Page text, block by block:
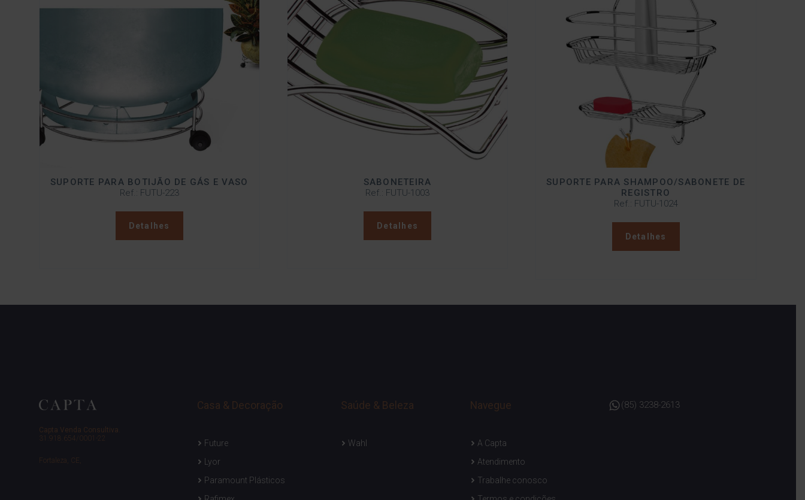
SUPORTE PARA BOTIJÃO DE GÁS E VASO
Ref.: FUTU-223
Detalhes
SABONETEIRA
Ref.: FUTU-1003
Detalhes
SUPORTE PARA SHAMPOO/SABONETE DE
REGISTRO
Ref.: FUTU-1024
Detalhes
Capta Venda Consultiva.
31.918.654/0001-22
Fortaleza, CE,
Casa & Decoração
Future
Lyor
Paramount Plásticos
Saúde & Beleza
Wahl
Navegue
A Capta
Atendimento
Trabalhe conosco
(85) 3238-2613